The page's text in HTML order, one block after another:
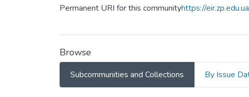
Permanent URI for this communityhttps://
Browse
Subcommunities and Collections By Issue